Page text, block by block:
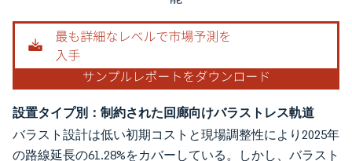
設置タイプ別：制約された回廊向けバラストレス軌道
バラスト設計は低い初期コストと現場調整性により2025年
の路線延長の61.28%をカバーしている。しかし、バラスト